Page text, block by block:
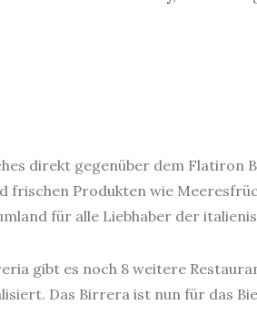
direkt gegenüber dem
frischen Produkten wie
für alle Liebhaber der
gibt es noch 8 weitere
Das Birrera ist nun für das